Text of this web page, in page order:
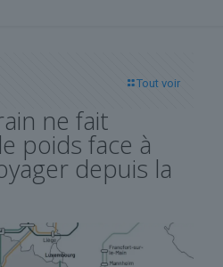
Tout voir
ne fait
poids face à
depuis la